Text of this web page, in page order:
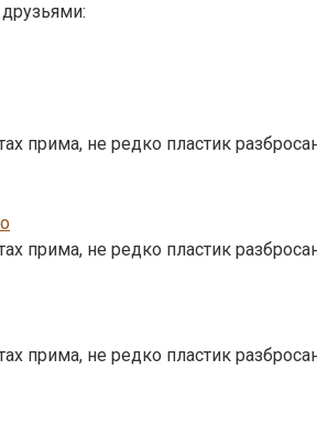
прима, не редко пластик
прима, не редко пластик
прима, не редко пластик